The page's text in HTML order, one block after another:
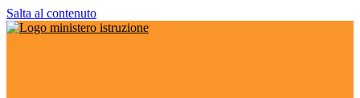
Salta al contenuto